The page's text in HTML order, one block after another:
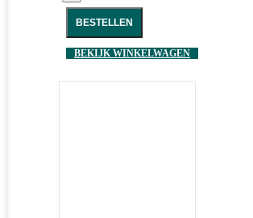
BESTELLEN
BEKIJK WINKELWAGEN